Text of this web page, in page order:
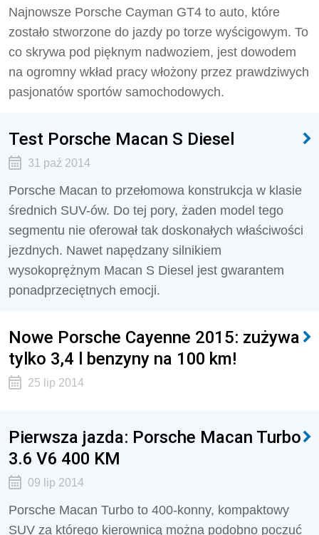
Najnowsze Porsche Cayman GT4 to auto, które
zostało stworzone do jazdy po torze wyścigowym. To
co skrywa pod pięknym nadwoziem, jest dowodem
na ogromny wkład pracy włożony przez prawdziwych
pasjonatów sportów samochodowych.
Test Porsche Macan S Diesel
31 paź 2014
Porsche Macan to przełomowa konstrukcja w klasie
średnich SUV-ów. Do tej pory, żaden model tego
segmentu nie oferował tak doskonałych właściwości
jezdnych. Nawet napędzany silnikiem
wysokoprężnym Macan S Diesel jest gwarantem
ponadprzeciętnych emocji.
Nowe Porsche Cayenne 2015: zużywa
tylko 3,4 l benzyny na 100 km!
25 lip 2014
Pierwsza jazda: Porsche Macan Turbo
3.6 V6 400 KM
09 lip 2014
Porsche Macan Turbo to 400-konny, kompaktowy
SUV za którego kierownicą można podobno poczuć